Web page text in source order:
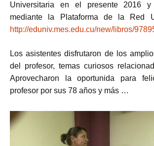
Universitaria en el presente 2016 y
mediante la Plataforma de la Red
http://eduniv.mes.edu.cu/new/libros/
Los asistentes disfrutaron de los
del profesor, temas curiosos
Aprovecharon la oportunida para
profesor por sus 78 años y más …